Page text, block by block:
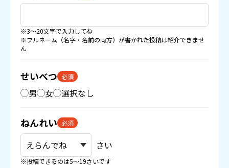
※3〜20文字で入力してね
※フルネーム（名字・名前の両方）が書かれた投稿は紹介できませ
ん
せいべつ 必須
男 女 選択なし
ねんれい 必須
さい
※投稿できるのは5〜19さいです